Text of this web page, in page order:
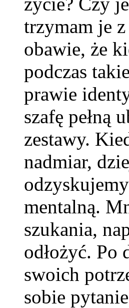
trzymam je
obawie, że
podczas
prawie
szafę pełną
zestawy.
nadmiar,
mentalną.
szukania,
odłożyć. Po
swoich
sobie